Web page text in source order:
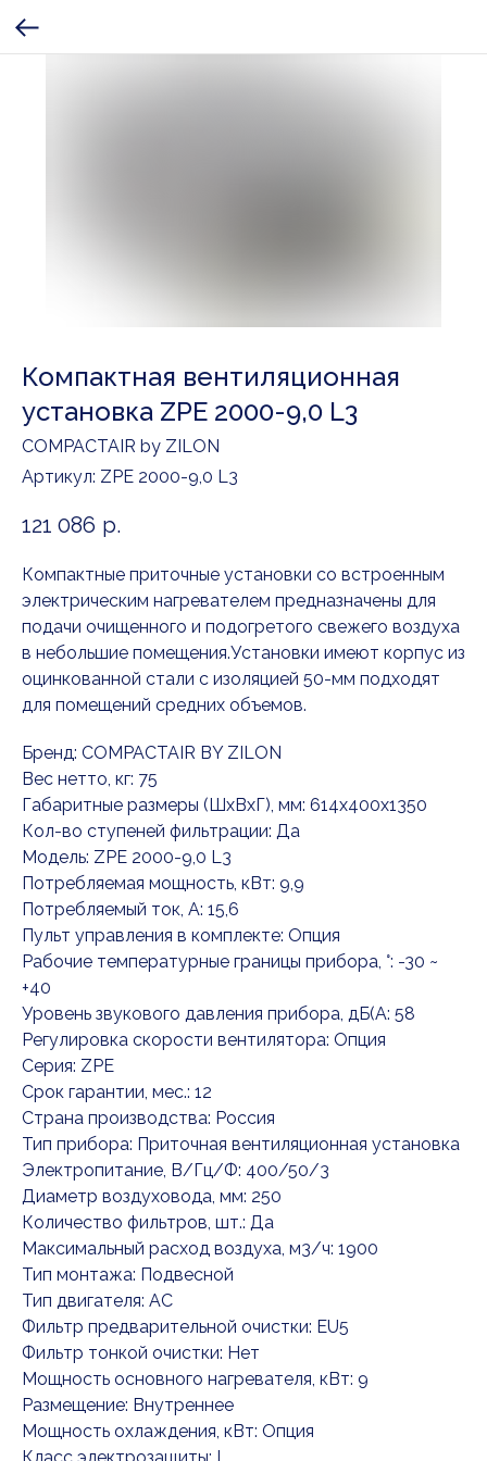
Компактная вентиляционная
установка ZPE 2000-9,0 L3
COMPACTAIR by ZILON
Артикул: ZPE 2000-9,0 L3
121 086 р.
Компактные приточные установки со встроенным
электрическим нагревателем предназначены для
подачи очищенного и подогретого свежего воздуха
в небольшие помещения.Установки имеют корпус из
оцинкованной стали с изоляцией 50-мм подходят
для помещений средних объемов.
Бренд: COMPACTAIR BY ZILON
Вес нетто, кг: 75
Габаритные размеры (ШxВxГ), мм: 614x400x1350
Кол-во ступеней фильтрации: Да
Модель: ZPE 2000-9,0 L3
Потребляемая мощность, кВт: 9,9
Потребляемый ток, А: 15,6
Пульт управления в комплекте: Опция
Рабочие температурные границы прибора, °: -30 ~
+40
Уровень звукового давления прибора, дБ(А: 58
Регулировка скорости вентилятора: Опция
Серия: ZPE
Срок гарантии, мес.: 12
Страна производства: Россия
Тип прибора: Приточная вентиляционная установка
Электропитание, В/Гц/Ф: 400/50/3
Диаметр воздуховода, мм: 250
Количество фильтров, шт.: Да
Максимальный расход воздуха, м3/ч: 1900
Тип монтажа: Подвесной
Тип двигателя: AC
Фильтр предварительной очистки: EU5
Фильтр тонкой очистки: Нет
Мощность основного нагревателя, кВт: 9
Размещение: Внутреннее
Мощность охлаждения, кВт: Опция